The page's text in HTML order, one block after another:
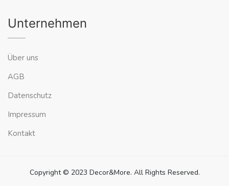
Unternehmen
Über uns
AGB
Datenschutz
Impressum
Kontakt
Copyright © 2023 Decor&More. All Rights Reserved.